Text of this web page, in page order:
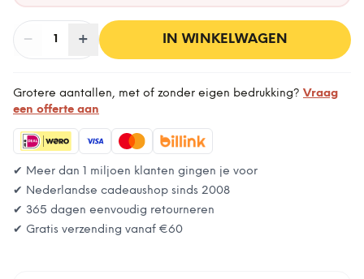
− Aantal
1 + IN WINKELWAGEN
Grotere aantallen, met of zonder eigen bedrukking? Vraag
een offerte aan
✔ Meer dan 1 miljoen klanten gingen je voor
✔ Nederlandse cadeaushop sinds 2008
✔ 365 dagen eenvoudig retourneren
✔ Gratis verzending vanaf €60